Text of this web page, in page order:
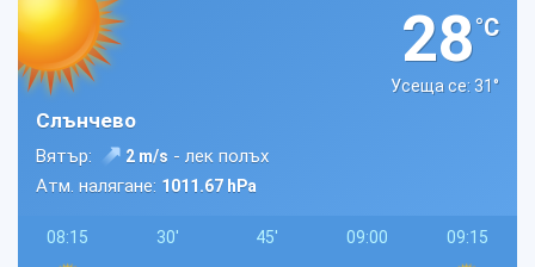
28°C
Усеща се: 31°
Слънчево
Вятър: 2 m/s - лек полъх
Атм. налягане: 1011.67 hPa
08:15 30' 45' 09:00 09:15